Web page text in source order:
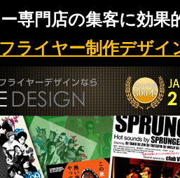
専門店の集客に効
ライヤー制作デザ